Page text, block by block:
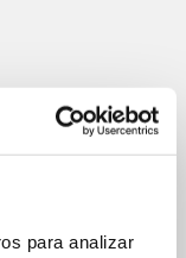
para analizar